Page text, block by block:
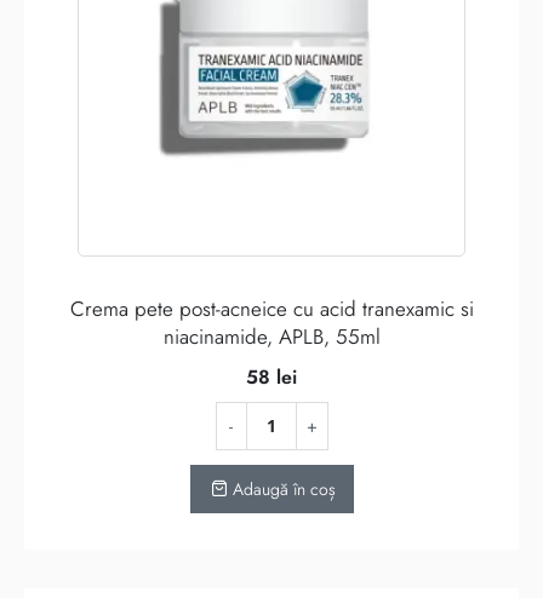
Crema pete post-acneice cu acid tranexamic si
niacinamide, APLB, 55ml
58 lei
Adaugă în coș